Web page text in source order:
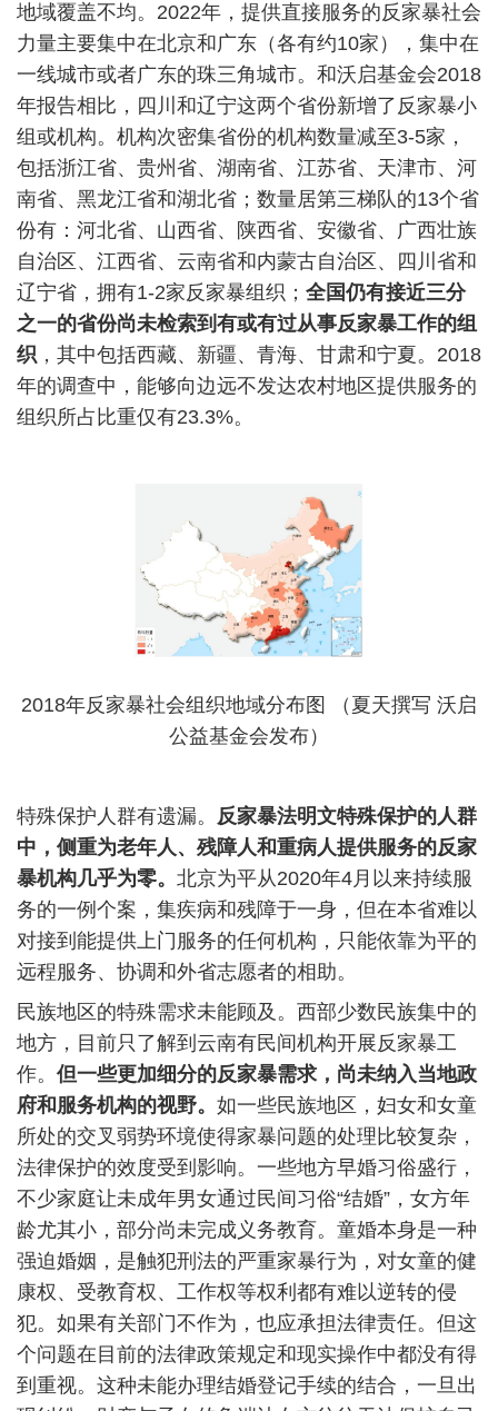
地域覆盖不均。 2022年，提供直接服务的反家暴社会
力量主要集中在北京和广东（各有约10家），集中在
一线城市或者广东的珠三角城市。和沃启基金会2018
年报告相比，四川和辽宁这两个省份新增了反家暴小
组或机构。机构次密集省份的机构数量减至3-5家，
包括浙江省、贵州省、湖南省、江苏省、天津市、河
南省、黑龙江省和湖北省；数量居第三梯队的13个省
份有：河北省、山西省、陕西省、安徽省、广西壮族
自治区、江西省、云南省和内蒙古自治区、四川省和
辽宁省，拥有1-2家反家暴组织； 全国仍有接近三分
之一的省份尚未检索到有或有过从事反家暴工作的组
织 ，其中包括西藏、新疆、青海、甘肃和宁夏。 2018
年的调查中，能够向边远不发达农村地区提供服务的
组织所占比重仅有23.3%。
2018年反家暴社会组织地域分布图 （夏天撰写 沃启
公益基金会发布）
特殊保护人群有遗漏。 反家暴法明文特殊保护的人群
中，侧重为老年人、残障人和重病人提供服务的反家
暴机构几乎为零。 北京为平从2020年4 月以来持续服
务的一例个案，集疾病和残障于一身，但在本省难以
对接到能提供上门服务的任何机构，只能依靠为平的
远程服务、协调和外省志愿者的相助。
民族地区的特殊需求未能顾及。西部少数民族集中的
地方，目前只了解到云南有民间机构开展反家暴工
作。 但一些更加细分的反家暴需求，尚未纳入当地政
府和服务机构的视野。 如一些民族地区，妇女和女童
所处的交叉弱势环境使得家暴问题的处理比较复杂，
法律保护的效度受到影响。一些地方早婚习俗盛行，
不少家庭让未成年男女通过民间习俗“结婚” ，女方年
龄尤其小，部分尚未完成义务教育。童婚本身是一种
强迫婚姻，是触犯刑法的严重家暴行为，对女童的健
康权、受教育权、工作权等权利都有难以逆转的侵
犯。如果有关部门不作为，也应承担法律责任。但这
个问题在目前的法律政策规定和现实操作中都没有得
到重视。这种未能办理结婚登记手续的结合，一旦出